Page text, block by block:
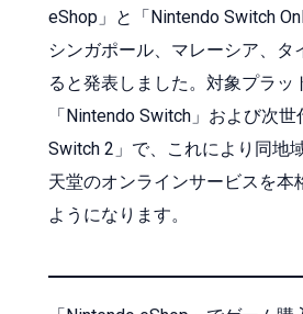
eShop」と「Nintendo Switch
シンガポール、マレーシア、タ
ると発表しました。対象プラッ
「Nintendo Switch」および次
Switch 2」で、これにより同地
天堂のオンラインサービスを本
ようになります。